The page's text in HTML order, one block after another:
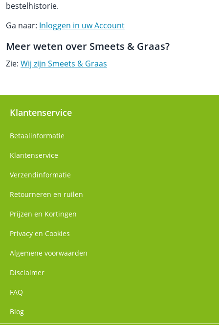
bestelhistorie.
Ga naar: Inloggen in uw Account
Meer weten over Smeets & Graas?
Zie: Wij zijn Smeets & Graas
Klantenservice
Betaalinformatie
Klantenservice
Verzendinformatie
Retourneren en ruilen
Prijzen en Kortingen
Privacy en Cookies
Algemene voorwaarden
Disclaimer
FAQ
Blog